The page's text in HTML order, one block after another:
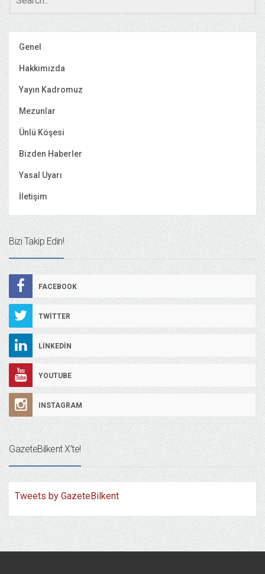
Genel
Hakkımızda
Yayın Kadromuz
Mezunlar
Ünlü Köşesi
Bizden Haberler
Yasal Uyarı
İletişim
Bizi Takip Edin!
FACEBOOK
TWITTER
LINKEDIN
YOUTUBE
INSTAGRAM
GazeteBilkent X’te!
Tweets by GazeteBilkent